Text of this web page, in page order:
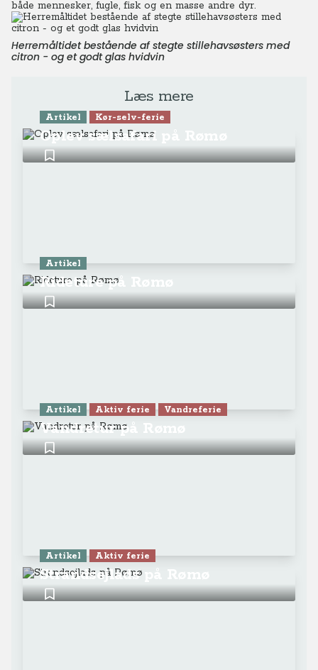
både mennesker, fugle, fisk og en masse andre dyr.
Herremåltidet bestående af stegte stillehavsøsters med
citron - og et godt glas hvidvin
Læs mere
Artikel Kør-selv-ferie
Oplev sælsafari på Rømø
Artikel
Rideture på Rømø
Artikel Aktiv ferie Vandreferie
Vandretur på Rømø
Artikel Aktiv ferie
Strandsejlads på Rømø